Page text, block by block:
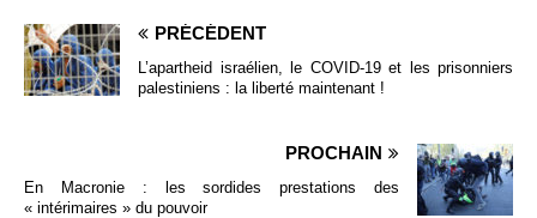
PRÉCÉDENT
L’apartheid israélien, le COVID-19 et les prisonniers
palestiniens : la liberté maintenant !
PROCHAIN
En Macronie : les sordides prestations des
« intérimaires » du pouvoir